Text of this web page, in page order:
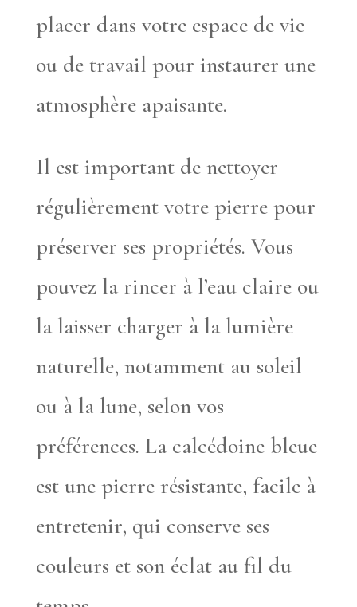
placer dans votre espace de vie
ou de travail pour instaurer une
atmosphère apaisante.
Il est important de nettoyer
régulièrement votre pierre pour
préserver ses propriétés. Vous
pouvez la rincer à l’eau claire ou
la laisser charger à la lumière
naturelle, notamment au soleil
ou à la lune, selon vos
préférences. La calcédoine bleue
est une pierre résistante, facile à
entretenir, qui conserve ses
couleurs et son éclat au fil du